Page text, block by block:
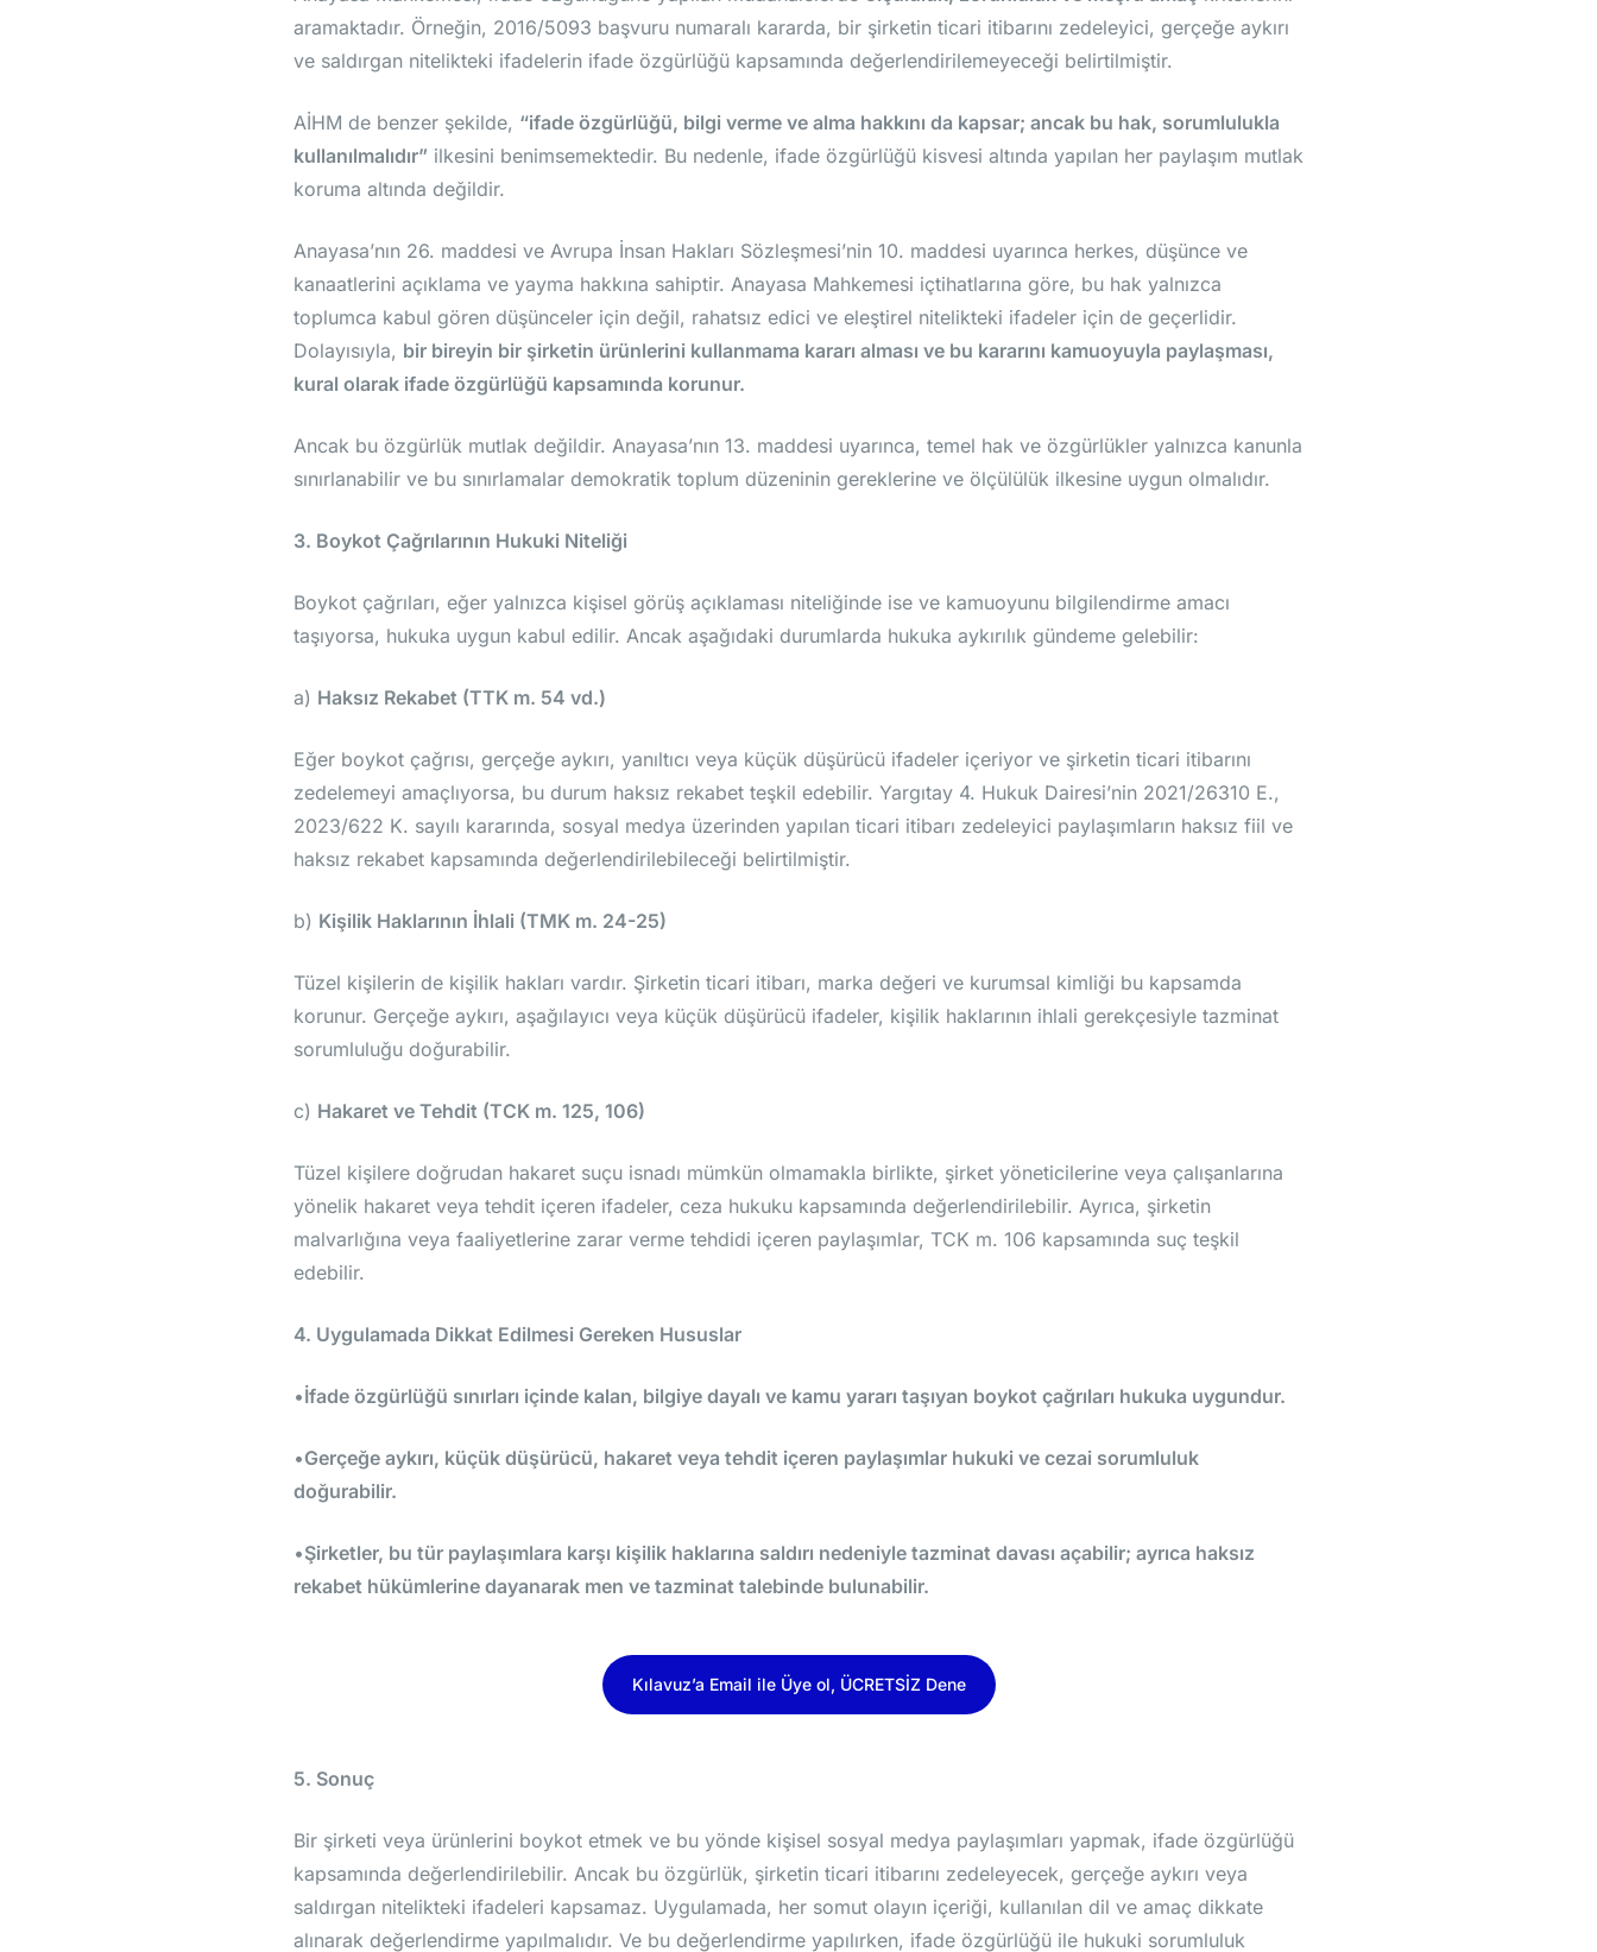
aramaktadır. Örneğin, 2016/5093 başvuru numaralı kararda, bir şirketin ticari itibarını zedeleyici, gerçeğe aykırı
ve saldırgan nitelikteki ifadelerin ifade özgürlüğü kapsamında değerlendirilemeyeceği belirtilmiştir.
AİHM de benzer şekilde, “ifade özgürlüğü, bilgi verme ve alma hakkını da kapsar; ancak bu hak, sorumlulukla
kullanılmalıdır” ilkesini benimsemektedir. Bu nedenle, ifade özgürlüğü kisvesi altında yapılan her paylaşım mutlak
koruma altında değildir.
Anayasa’nın 26. maddesi ve Avrupa İnsan Hakları Sözleşmesi’nin 10. maddesi uyarınca herkes, düşünce ve
kanaatlerini açıklama ve yayma hakkına sahiptir. Anayasa Mahkemesi içtihatlarına göre, bu hak yalnızca
toplumca kabul gören düşünceler için değil, rahatsız edici ve eleştirel nitelikteki ifadeler için de geçerlidir.
Dolayısıyla, bir bireyin bir şirketin ürünlerini kullanmama kararı alması ve bu kararını kamuoyuyla paylaşması,
kural olarak ifade özgürlüğü kapsamında korunur.
Ancak bu özgürlük mutlak değildir. Anayasa’nın 13. maddesi uyarınca, temel hak ve özgürlükler yalnızca kanunla
sınırlanabilir ve bu sınırlamalar demokratik toplum düzeninin gereklerine ve ölçülülük ilkesine uygun olmalıdır.
3. Boykot Çağrılarının Hukuki Niteliği
Boykot çağrıları, eğer yalnızca kişisel görüş açıklaması niteliğinde ise ve kamuoyunu bilgilendirme amacı
taşıyorsa, hukuka uygun kabul edilir. Ancak aşağıdaki durumlarda hukuka aykırılık gündeme gelebilir:
a) Haksız Rekabet (TTK m. 54 vd.)
Eğer boykot çağrısı, gerçeğe aykırı, yanıltıcı veya küçük düşürücü ifadeler içeriyor ve şirketin ticari itibarını
zedelemeyi amaçlıyorsa, bu durum haksız rekabet teşkil edebilir. Yargıtay 4. Hukuk Dairesi’nin 2021/26310 E.,
2023/622 K. sayılı kararında, sosyal medya üzerinden yapılan ticari itibarı zedeleyici paylaşımların haksız fiil ve
haksız rekabet kapsamında değerlendirilebileceği belirtilmiştir.
b) Kişilik Haklarının İhlali (TMK m. 24-25)
Tüzel kişilerin de kişilik hakları vardır. Şirketin ticari itibarı, marka değeri ve kurumsal kimliği bu kapsamda
korunur. Gerçeğe aykırı, aşağılayıcı veya küçük düşürücü ifadeler, kişilik haklarının ihlali gerekçesiyle tazminat
sorumluluğu doğurabilir.
c) Hakaret ve Tehdit (TCK m. 125, 106)
Tüzel kişilere doğrudan hakaret suçu isnadı mümkün olmamakla birlikte, şirket yöneticilerine veya çalışanlarına
yönelik hakaret veya tehdit içeren ifadeler, ceza hukuku kapsamında değerlendirilebilir. Ayrıca, şirketin
malvarlığına veya faaliyetlerine zarar verme tehdidi içeren paylaşımlar, TCK m. 106 kapsamında suç teşkil
edebilir.
4. Uygulamada Dikkat Edilmesi Gereken Hususlar
•İfade özgürlüğü sınırları içinde kalan, bilgiye dayalı ve kamu yararı taşıyan boykot çağrıları hukuka uygundur.
•Gerçeğe aykırı, küçük düşürücü, hakaret veya tehdit içeren paylaşımlar hukuki ve cezai sorumluluk
doğurabilir.
•Şirketler, bu tür paylaşımlara karşı kişilik haklarına saldırı nedeniyle tazminat davası açabilir; ayrıca haksız
rekabet hükümlerine dayanarak men ve tazminat talebinde bulunabilir.
Kılavuz’a Email ile Üye ol, ÜCRETSİZ Dene
5. Sonuç
Bir şirketi veya ürünlerini boykot etmek ve bu yönde kişisel sosyal medya paylaşımları yapmak, ifade özgürlüğü
kapsamında değerlendirilebilir. Ancak bu özgürlük, şirketin ticari itibarını zedeleyecek, gerçeğe aykırı veya
saldırgan nitelikteki ifadeleri kapsamaz. Uygulamada, her somut olayın içeriği, kullanılan dil ve amaç dikkate
alınarak değerlendirme yapılmalıdır. Ve bu değerlendirme yapılırken, ifade özgürlüğü ile hukuki sorumluluk